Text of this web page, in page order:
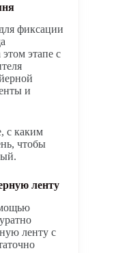
фиксации
этапе с
и
с каким
чтобы
ленту
ленту с